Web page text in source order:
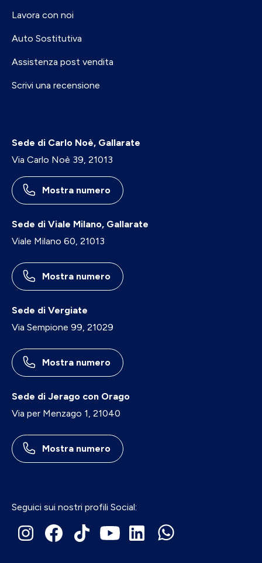
Lavora con noi
Auto Sostitutiva
Assistenza post vendita
Scrivi una recensione
Sede di Carlo Noè, Gallarate
Via Carlo Noè 39, 21013
Mostra numero
Sede di Viale Milano, Gallarate
Viale Milano 60, 21013
Mostra numero
Sede di Vergiate
Via Sempione 99, 21029
Mostra numero
Sede di Jerago con Orago
Via per Menzago 1, 21040
Mostra numero
Seguici sui nostri profili Social: